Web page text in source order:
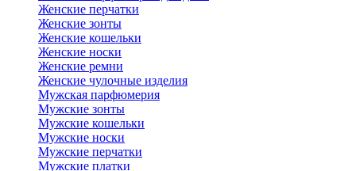
Женские перчатки
Женские зонты
Женские кошельки
Женские носки
Женские ремни
Женские чулочные изделия
Мужская парфюмерия
Мужские зонты
Мужские кошельки
Мужские носки
Мужские перчатки
Мужские платки